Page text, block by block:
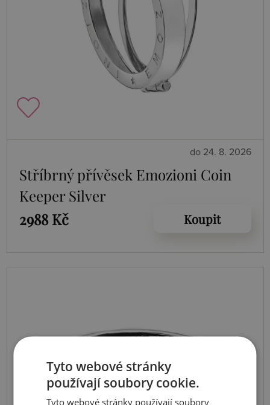
do 24. 8. 2026
Stříbrný přívěsek Emozioni Coin
Keeper Silver
2988 Kč
Koupit
Tyto webové stránky
používají soubory cookie.
Tyto webové stránky používají soubory